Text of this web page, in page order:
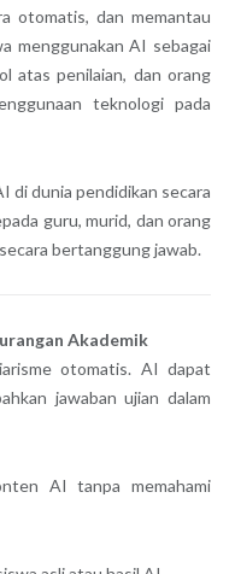
otomatis, dan memantau
menggunakan AI sebagai
atas penilaian, dan orang
teknologi pada
di dunia pendidikan secara
guru, murid, dan orang
bertanggung jawab.
Akademik
otomatis. AI dapat
jawaban ujian dalam
AI tanpa memahami